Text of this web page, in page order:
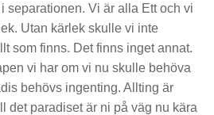
separationen. Vi är alla Ett och vi
Utan kärlek skulle vi inte
som finns. Det finns inget annat.
vi har om vi nu skulle behöva
behövs ingenting. Allting är
det paradiset är ni på väg nu kära